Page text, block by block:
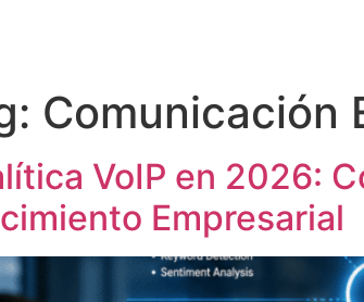
Comunicación
VoIP en 2026:
Empresarial